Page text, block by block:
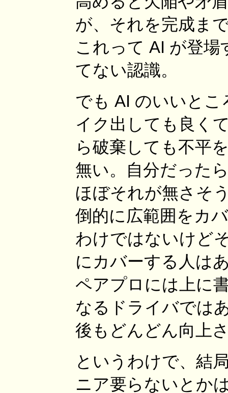
が、それを完成ま
これって AI が登
てない認識。
でも AI のいいと
イク出しても良く
ら破棄しても不平
無い。自分だった
ほぼそれが無さそ
倒的に広範囲をカ
わけではないけど
にカバーする人は
ペアプロには上に
なるドライバでは
後もどんどん向上
というわけで、結
ニア要らないとか